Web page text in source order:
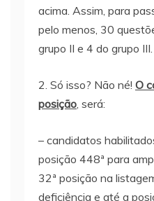
acima. Assim, para
pelo menos, 30
grupo II e 4 do grupo III.
2. Só isso? Não né! O
posição, será:
– candidatos
posição 448ª para
32ª posição na
deficiência e até a